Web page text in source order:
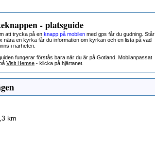
- platsguide
att trycka på en knapp på mobilen med gps får du gudning. Står
nära en kyrka får du information om kyrkan och en lista på vad
i närheten.
fungerar förstås bara när du är på Gotland. Mobilanpassat
Visit Hemse - klicka på hjärtanet.
km